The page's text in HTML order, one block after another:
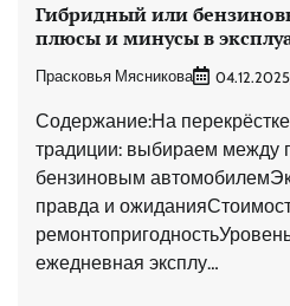
Гибридный или
плюсы и минусы в
Прасковья Мясникова 04.12.2025
Содержание:На
традиции: выбираем между
бензиновым
правда и
ежедневная эксплу…